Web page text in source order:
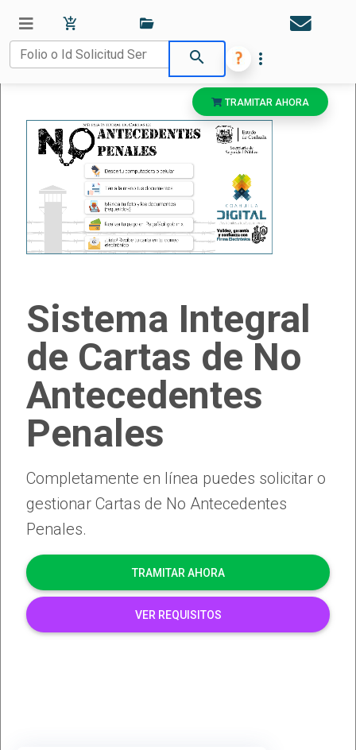
search more_vert
TRAMITAR AHORA
Sistema Integral
de Cartas de No
Antecedentes
Penales
Completamente en línea puedes solicitar o
gestionar Cartas de No Antecedentes
Penales.
TRAMITAR AHORA
VER REQUISITOS